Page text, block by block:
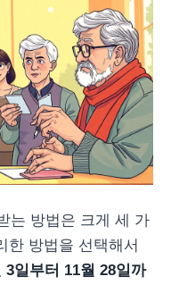
는 방법은 크게 세 가
한 방법을 선택해서
3일부터 11월 28일까